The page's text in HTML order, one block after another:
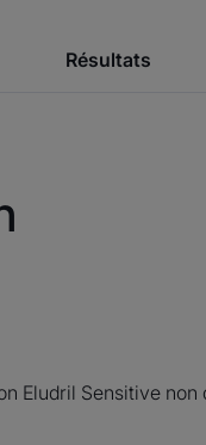
pour les dents
Résultats
Eludril Sensitive non